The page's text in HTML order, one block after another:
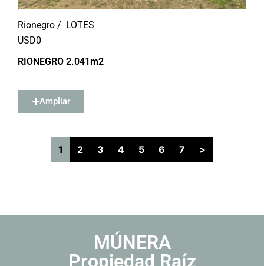
Rionegro / LOTES
USD0
RIONEGRO 2.041m2
Ampliar
1 2 3 4 5 6 7 >
MÚNERA
Propiedad Raíz